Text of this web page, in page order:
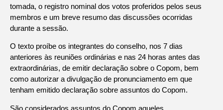
tomada, o registro nominal dos votos proferidos pelos seus
membros e um breve resumo das discussões ocorridas
durante a sessão.
O texto proíbe os integrantes do conselho, nos 7 dias
anteriores às reuniões ordinárias e nas 24 horas antes das
extraordinárias, de emitir declaração sobre o Copom, bem
como autorizar a divulgação de pronunciamento em que
tenham emitido declaração sobre assuntos do Copom.
São considerados assuntos do Copom aqueles